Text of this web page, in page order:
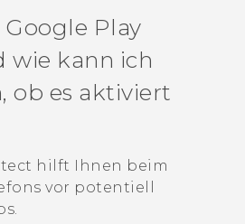
Google Play
wie kann ich
ob es aktiviert
hilft Ihnen beim
vor potentiell